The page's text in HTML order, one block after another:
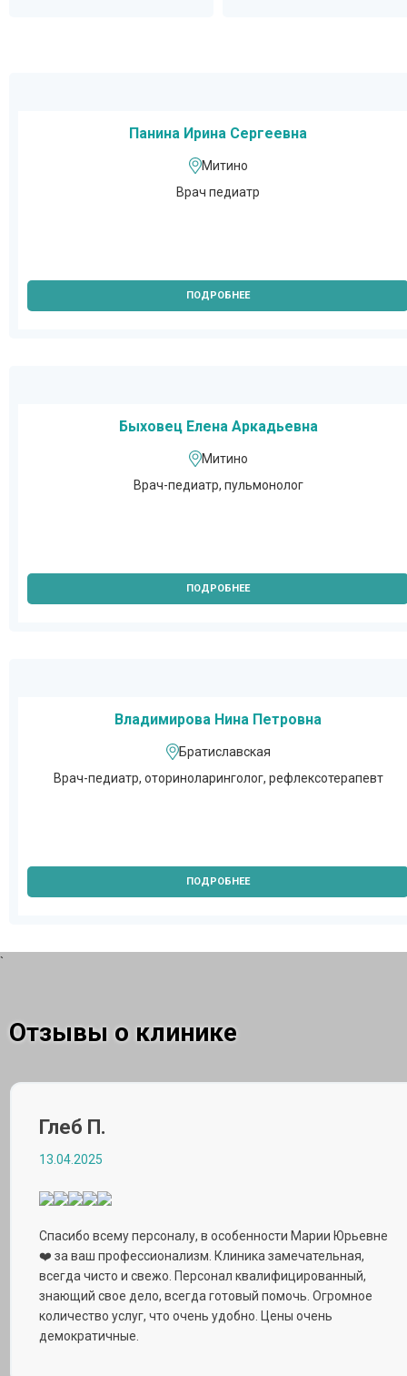
Панина Ирина Сергеевна
Митино
Врач педиатр
ПОДРОБНЕЕ
Быховец Елена Аркадьевна
Митино
Врач-педиатр, пульмонолог
ПОДРОБНЕЕ
Владимирова Нина Петровна
Братиславская
Врач-педиатр, оториноларинголог, рефлексотерапевт
ПОДРОБНЕЕ
`
Отзывы о клинике
Глеб П.
13.04.2025
Спасибо всему персоналу, в особенности Марии Юрьевне
❤️ за ваш профессионализм. Клиника замечательная,
всегда чисто и свежо. Персонал квалифицированный,
знающий свое дело, всегда готовый помочь. Огромное
количество услуг, что очень удобно. Цены очень
демократичные.